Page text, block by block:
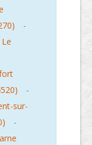
-
Le
-
sur-
-